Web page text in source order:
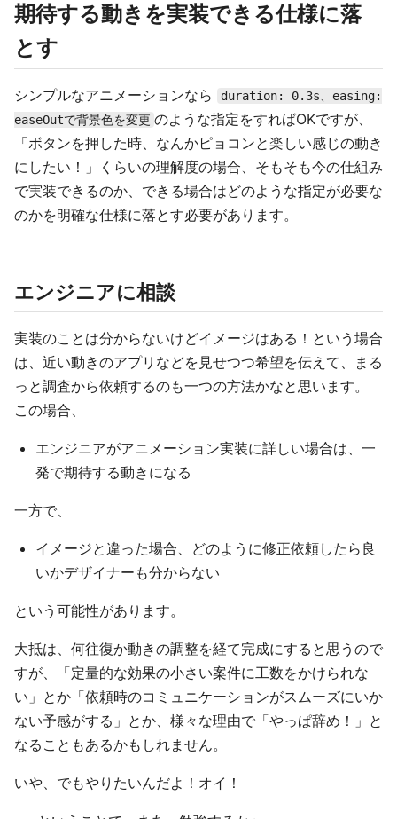
期待する動きを実装できる仕様に落
とす
シンプルなアニメーションなら
duration: 0.3s、easing:
easeOutで背景色を変更 のような指定をすればOKですが、
「ボタンを押した時、なんかピョコンと楽しい感じの動き
にしたい！」くらいの理解度の場合、そもそも今の仕組み
で実装できるのか、できる場合はどのような指定が必要な
のかを明確な仕様に落とす必要があります。
エンジニアに相談
実装のことは分からないけどイメージはある！という場合
は、近い動きのアプリなどを見せつつ希望を伝えて、まる
っと調査から依頼するのも一つの方法かなと思います。
この場合、
エンジニアがアニメーション実装に詳しい場合は、一
発で期待する動きになる
一方で、
イメージと違った場合、どのように修正依頼したら良
いかデザイナーも分からない
という可能性があります。
大抵は、何往復か動きの調整を経て完成にすると思うので
すが、「定量的な効果の小さい案件に工数をかけられな
い」とか「依頼時のコミュニケーションがスムーズにいか
ない予感がする」とか、様々な理由で「やっぱ辞め！」と
なることもあるかもしれません。
いや、でもやりたいんだよ！オイ！